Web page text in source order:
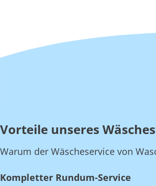
Vorteile unseres
Warum der Wäscheservice von
Kompletter Rundum-Service